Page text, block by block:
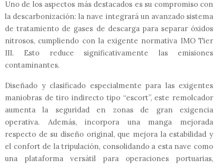
Uno de los aspectos más destacados es su compromiso con
la descarbonización: la nave integrará un avanzado sistema
de tratamiento de gases de descarga para separar óxidos
nitrosos, cumpliendo con la exigente normativa IMO Tier
III. Esto reduce significativamente las emisiones
contaminantes.
Diseñado y clasificado especialmente para las exigentes
maniobras de tiro indirecto tipo “escort”, este remolcador
aumenta la seguridad en zonas de gran exigencia
operativa. Además, incorpora una manga mejorada
respecto de su diseño original, que mejora la estabilidad y
el confort de la tripulación, consolidando a esta nave como
una plataforma versátil para operaciones portuarias,